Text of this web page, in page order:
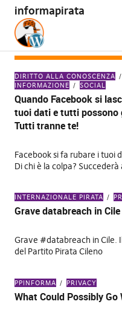
informapirata
TAG:DATA BREACH
DIRITTO ALLA CONOSCENZA
INFORMAZIONE
SOCIAL
Quando Facebook si
tuoi dati e tutti possono
Tutti tranne te!
Facebook si fa rubare i tuoi
Di chi è la colpa?
INTERNAZIONALE PIRATA
Grave databreach in Cile
Grave #databreach in Cile.
del Partito Pirata Cileno
PPINFORMA PRIVACY
What Could Possibly Go